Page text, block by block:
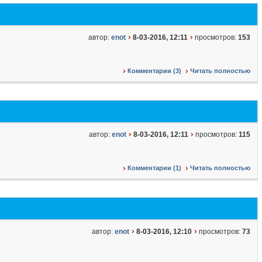
автор: enot 8-03-2016, 12:11 просмотров: 153
Комментарии (3) Читать полностью
автор: enot 8-03-2016, 12:11 просмотров: 115
Комментарии (1) Читать полностью
автор: enot 8-03-2016, 12:10 просмотров: 73